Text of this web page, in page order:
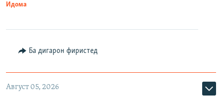
Идома
Ба дигарон фиристед
Август 05, 2026